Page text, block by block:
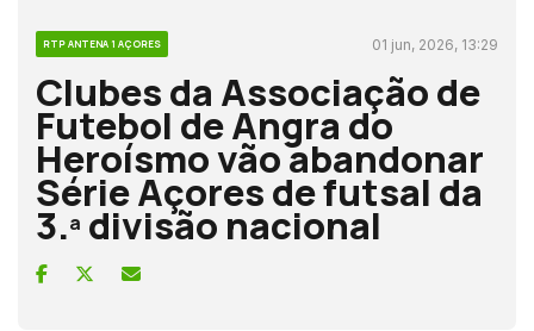
RTP ANTENA 1 AÇORES 01 jun, 2026, 13:29
Clubes da Associação de
Futebol de Angra do
Heroísmo vão abandonar
Série Açores de futsal da
3.ª divisão nacional